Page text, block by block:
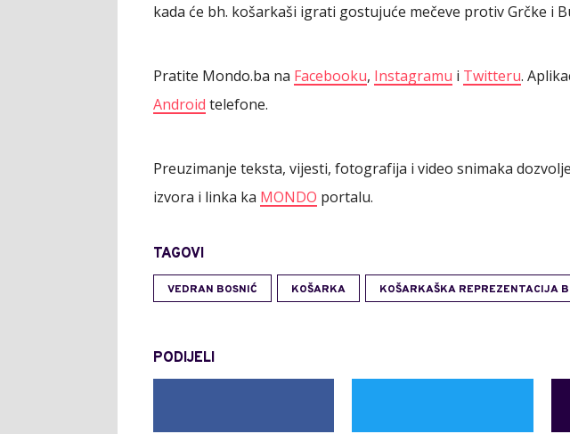
kada će bh. košarkaši igrati gostujuće mečeve protiv Grčke i
Pratite Mondo.ba na Facebooku, Instagramu i Twitteru.
Android telefone.
Preuzimanje teksta, vijesti, fotografija i video snimaka
izvora i linka ka MONDO portalu.
TAGOVI
VEDRAN BOSNIĆ KOŠARKA KOŠARKAŠKA REPREZENTACIJA
PODIJELI